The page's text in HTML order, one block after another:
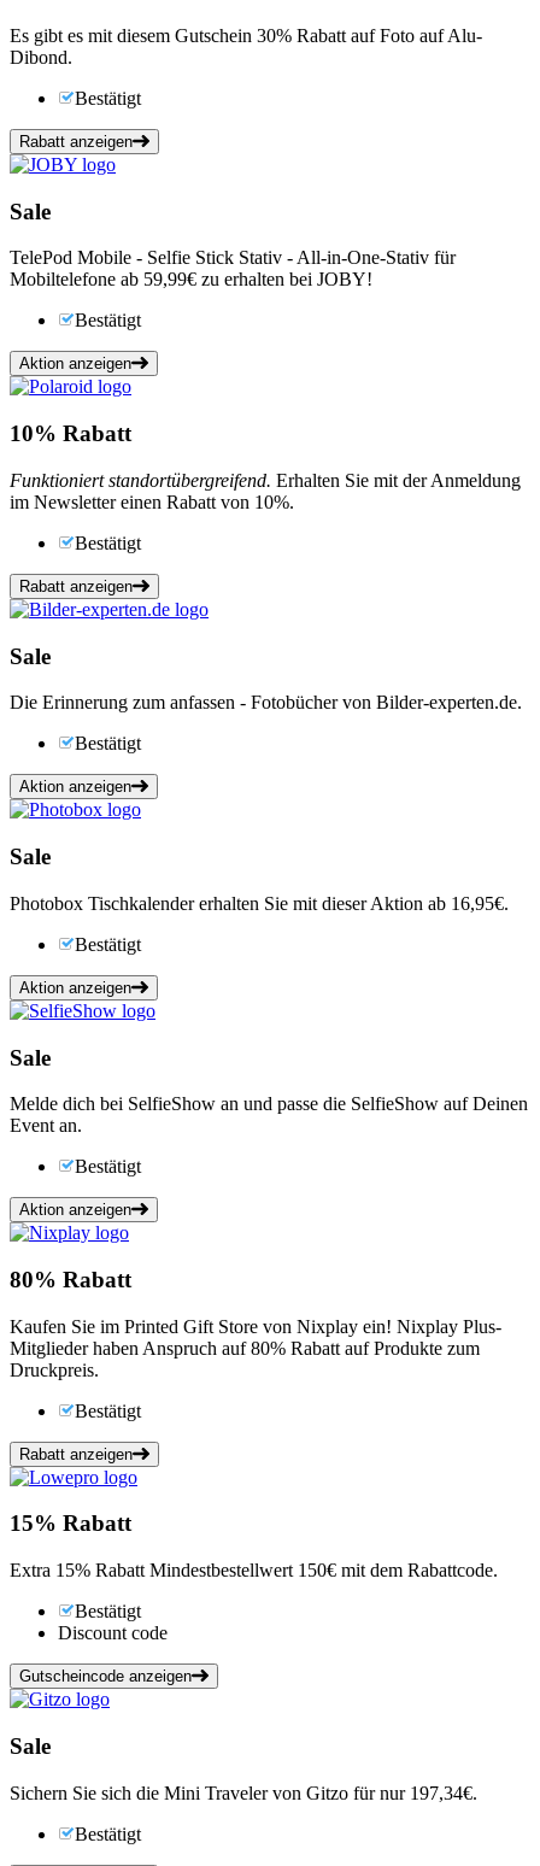
Es gibt es mit diesem Gutschein 30% Rabatt auf Foto auf Alu-
Dibond.
Bestätigt
Rabatt anzeigen
Sale
TelePod Mobile - Selfie Stick Stativ - All-in-One-Stativ für
Mobiltelefone ab 59,99€ zu erhalten bei JOBY!
Bestätigt
Aktion anzeigen
10% Rabatt
Funktioniert standortübergreifend. Erhalten Sie mit der Anmeldung
im Newsletter einen Rabatt von 10%.
Bestätigt
Rabatt anzeigen
Sale
Die Erinnerung zum anfassen - Fotobücher von Bilder-experten.de.
Bestätigt
Aktion anzeigen
Sale
Photobox Tischkalender erhalten Sie mit dieser Aktion ab 16,95€.
Bestätigt
Aktion anzeigen
Sale
Melde dich bei SelfieShow an und passe die SelfieShow auf Deinen
Event an.
Bestätigt
Aktion anzeigen
80% Rabatt
Kaufen Sie im Printed Gift Store von Nixplay ein! Nixplay Plus-
Mitglieder haben Anspruch auf 80% Rabatt auf Produkte zum
Druckpreis.
Bestätigt
Rabatt anzeigen
15% Rabatt
Extra 15% Rabatt Mindestbestellwert 150€ mit dem Rabattcode.
Bestätigt
Discount code
Gutscheincode anzeigen
Sale
Sichern Sie sich die Mini Traveler von Gitzo für nur 197,34€.
Bestätigt